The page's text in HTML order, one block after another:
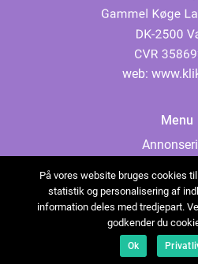
web:
Menu
Cookies
Kontakta
På vores website bruges cookies
statistik og personalisering af
information deles med tredjepart.
godkender du
Ok